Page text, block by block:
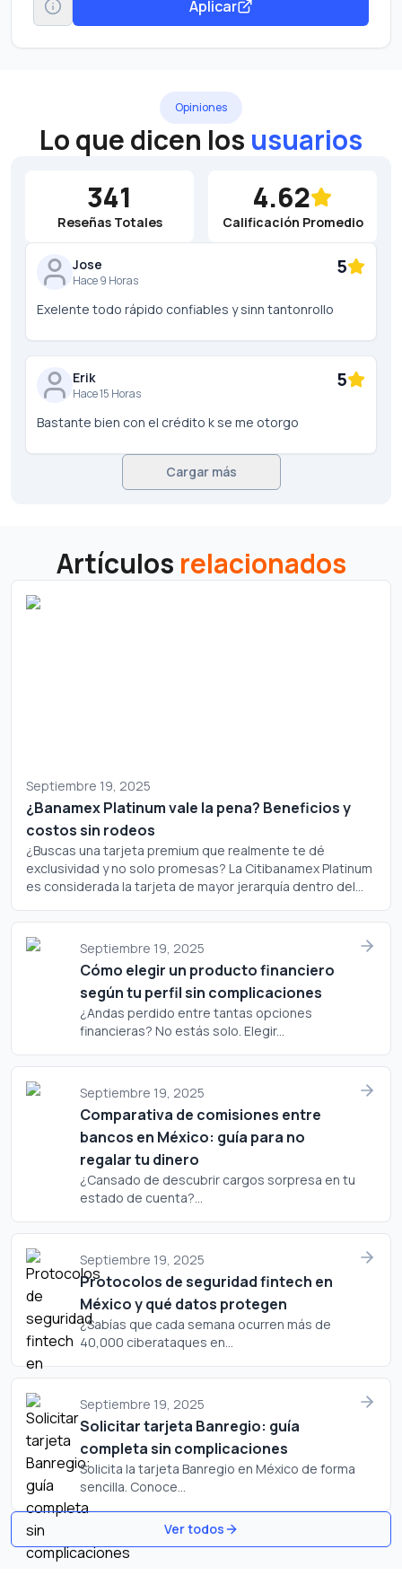
Aplicar
Opiniones
Lo que dicen los usuarios
341
Reseñas Totales
4.62
Calificación Promedio
Jose
Hace 9 Horas
5
Exelente todo rápido confiables y sinn tantonrollo
Erik
Hace 15 Horas
5
Bastante bien con el crédito k se me otorgo
Cargar más
Artículos relacionados
Septiembre 19, 2025
¿Banamex Platinum vale la pena? Beneficios y
costos sin rodeos
¿Buscas una tarjeta premium que realmente te dé
exclusividad y no solo promesas? La Citibanamex Platinum
es considerada la tarjeta de mayor jerarquía dentro del
costo? Analicemos a fondo si este plástico merece un
lugar en tu cartera.Septiembre 19, 2025
Cómo elegir un producto financiero
según tu perfil sin complicaciones
¿Andas perdido entre tantas opciones
financieras? No estás solo. Elegir...
Septiembre 19, 2025
Comparativa de comisiones entre
bancos en México: guía para no
regalar tu dinero
¿Cansado de descubrir cargos sorpresa en tu
estado de cuenta?...
Septiembre 19, 2025
Protocolos de seguridad fintech en
México y qué datos protegen
¿Sabías que cada semana ocurren más de
40,000 ciberataques en...
Septiembre 19, 2025
Solicitar tarjeta Banregio: guía
completa sin complicaciones
Solicita la tarjeta Banregio en México de forma
sencilla. Conoce...
Ver todos